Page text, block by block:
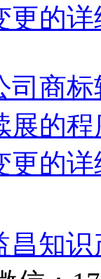
更的
司商
展的
更的
昌知